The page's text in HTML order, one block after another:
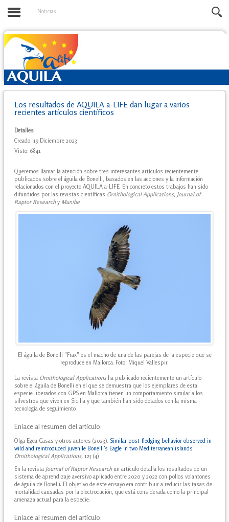
Noticias
Los resultados de AQUILA a-LIFE dan lugar a varios
recientes artículos científicos
Detalles
Creado: 19 Diciembre 2023
Visto: 6841
Queremos llamar la atención sobre tres interesantes artículos recientemente
publicados sobre el águila de Bonelli, basados en las acciones y la información
relacionados con el proyecto AQUILA a-LIFE. En concreto estos trabajos han sido
difundidos por las revistas científicas Ornithological Applications, Journal of
Raptor Researchy Munibe.
El águila de Bonelli "Frax" es el macho de una de las parejas de la especie que se
reproduce en Mallorca. Foto: Miquel Vallespir.
La revista Ornithological Applicationsha publicado recientemente un artículo
sobre el águila de Bonelli en el que se demuestra que los ejemplares de esta
especie liberados con GPS en Mallorca tienen un comportamiento similar a los
silvestres que viven en Sicilia y que también han sido dotados con la misma
tecnología de seguimiento.
Enlace al resumen del artículo:
Olga Egea-Casas y otros autores (2023). Similar post-fledging behavior observed in
wild and reintroduced juvenile Bonelli’s Eagle in two Mediterranean islands.
Ornithological Applications, 125 (4)
En la revista Journal of Raptor Researchun artículo detalla los resultados de un
sistema de aprendizaje aversivo aplicado entre 2020 y 2022 con pollos volantones
de águila de Bonelli. El objetivo de este ensayo era contribuir a reducir las tasas de
mortalidad causadas por la electrocución, que está considerada como la principal
amenaza actual para la especie.
Enlace al resumen del artículo: